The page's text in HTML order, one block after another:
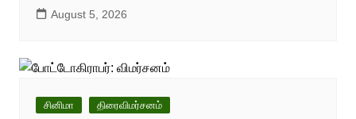
August 5, 2026
சினிமா திரைவிமர்சனம்